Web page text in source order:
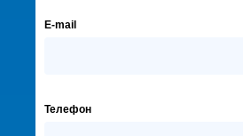
E-mail
Телефон